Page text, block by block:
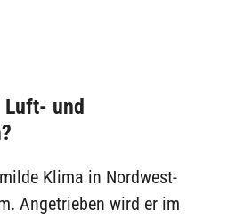
Luft- und
Klima in Nordwest-
Angetrieben wird er im